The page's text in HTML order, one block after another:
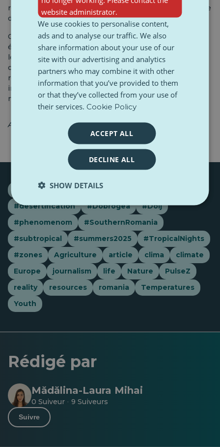
réforme radicale de la gestion de l'eau, la région risque de
devenir une zone d'exclusion économique.
Cette disparité régionale contraint les autorités à
élaborer des stratégies différenciées : protection contre
les inondations au nord et à l’ouest, et lutte acharnée
contre la désertification au sud. La Roumanie doit se
rendre à l’évidence : son climat a basculé de manière
irréversible, et le sud est en première ligne face à cette
nouvelle réalité.
Article rédigé par Denisa Dobrin, lycéenne.
#Balkan #climatechange
#desertification
#Dobrogea
#Dolj
#phenomenom
#SouthernRomania
#subtropical
#summers2025
#TropicalNights
#zones
Agriculture article clima
climate
Europe
journalism life Nature
PulseZ
reality
resources romania
Temperatures
Youth
Rédigé par
Mădălina-Laura Mihai
0 Suiveur · 9 Suiveurs
Suivre
website administrator.
We use cookies to personalise content,
ads and to analyse our traffic. We also
share information about your use of our
site with our advertising and analytics
partners who may combine it with other
information that you’ve provided to them
or that they’ve collected from your use of
their services. Cookie Policy
ACCEPT ALL
DECLINE ALL
SHOW DETAILS